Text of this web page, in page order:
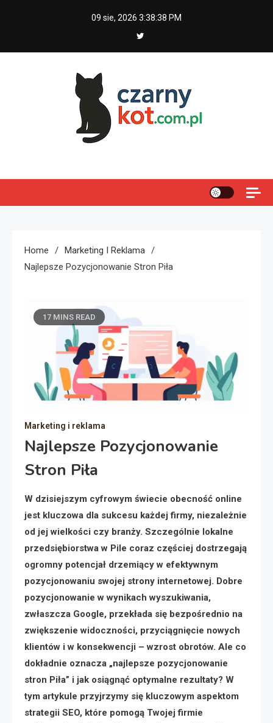
09 sie, 2026 3:38:39 PM
Home
Marketing I Reklama
Najlepsze Pozycjonowanie Stron Piła
17 MINS READ
Marketing i reklama
Najlepsze Pozycjonowanie
Stron Piła
W dzisiejszym cyfrowym świecie obecność online
jest kluczowa dla sukcesu każdej firmy, niezależnie
od jej wielkości czy branży. Szczególnie lokalne
przedsiębiorstwa w Pile coraz częściej dostrzegają
ogromny potencjał drzemiący w efektywnym
pozycjonowaniu swojej strony internetowej. Dobre
pozycjonowanie w wynikach wyszukiwania,
zwłaszcza Google, przekłada się bezpośrednio na
zwiększenie widoczności, przyciągnięcie nowych
klientów i w konsekwencji – wzrost obrotów. Ale co
dokładnie oznacza „najlepsze pozycjonowanie
stron Piła” i jak osiągnąć optymalne rezultaty? W
tym artykule przyjrzymy się kluczowym aspektom
strategii SEO, które pomogą Twojej firmie